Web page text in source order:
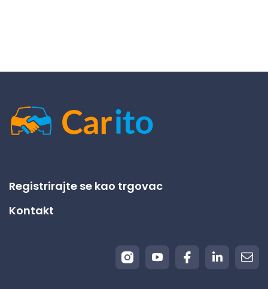
Registrirajte se kao trgovac
Kontakt